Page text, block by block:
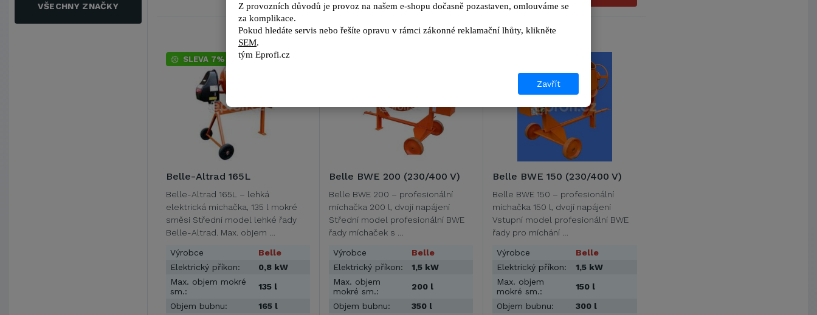
VŠECHNY ZNAČKY
SLEVA 7%
Belle-Altrad 165L
Belle-Altrad 165L – lehká
elektrická míchačka, 135 l mokré
směsi Střední model lehké řady
Belle-Altrad. Max. objem …
Výrobce
Belle
Elektrický příkon:
0,8 kW
Max. objem mokré
sm.:
135 l
Objem bubnu:
165 l
Belle BWE 200 (230/400 V)
Belle BWE 200 – profesionální
míchačka 200 l, dvojí napájení
Střední model profesionální BWE
řady míchaček s …
Výrobce
Belle
Elektrický příkon:
1,5 kW
Max. objem
mokré sm.:
200 l
Objem bubnu:
350 l
Belle BWE 150 (230/400 V)
Belle BWE 150 – profesionální
míchačka 150 l, dvojí napájení
Vstupní model profesionální BWE
řady pro míchání …
Výrobce
Belle
Elektrický příkon:
1,5 kW
Max. objem
mokré sm.:
150 l
Objem bubnu:
300 l
Z provozních důvodů je provoz na našem e-shopu dočasně pozastaven, omlouváme se
za komplikace.
Pokud hledáte servis nebo řešíte opravu v rámci zákonné reklamační lhůty, kl
SEM.
tým Eprofi.cz
Zavřít